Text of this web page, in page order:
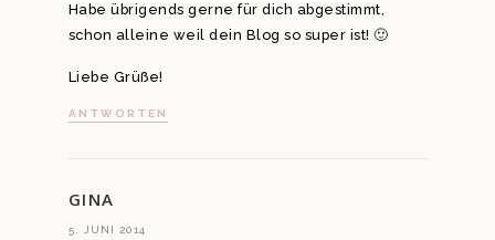
Habe übrigends gerne für dich abgestimmt,
schon alleine weil dein Blog so super ist! 🙂
Liebe Grüße!
ANTWORTEN
GINA
5. JUNI 2014